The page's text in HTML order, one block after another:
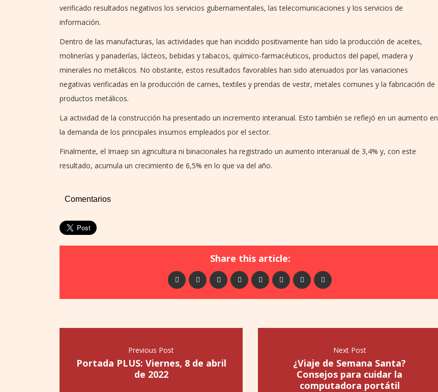
verificado resultados negativos los servicios gubernamentales, las telecomunicaciones y los servicios de
información.
Dentro de las manufacturas, las actividades que han incidido positivamente han sido la producción de aceites,
molinerías y panaderías, lácteos, bebidas y tabacos, químico-farmacéuticos, productos del papel, madera y
minerales no metálicos. No obstante, estos resultados favorables han sido atenuados por las variaciones
negativas verificadas en la producción de carnes, textiles y prendas de vestir, metales comunes y la fabricación de
productos metálicos.
La actividad de la construcción ha presentado un incremento interanual. Esto también se reflejó en un aumento en
la demanda de los principales insumos empleados por el sector.
Finalmente, el Imaep sin agricultura ni binacionales ha registrado un aumento interanual de 3,4% y, con este
resultado, acumula un crecimiento de 6,5% en lo que va del año.
Comentarios
Share this article:
Previous Post
Portada PLUS: Viernes, 8 de abril
de 2022
Next Post
¿Viaje de Semana Santa?
Consejos para cuidar la
computadora portátil